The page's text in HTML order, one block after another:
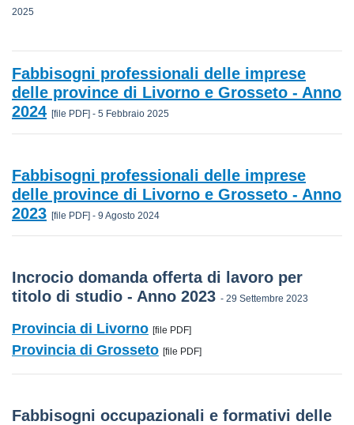
2025
Fabbisogni professionali delle imprese
delle province di Livorno e Grosseto - Anno
2024 [file PDF] - 5 Febbraio 2025
Fabbisogni professionali delle imprese
delle province di Livorno e Grosseto - Anno
2023 [file PDF] - 9 Agosto 2024
Incrocio domanda offerta di lavoro per
titolo di studio - Anno 2023 - 29 Settembre 2023
Provincia di Livorno [file PDF]
Provincia di Grosseto [file PDF]
Fabbisogni occupazionali e formativi delle